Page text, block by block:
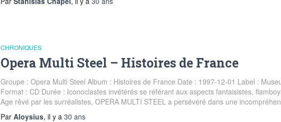
CHRONIQUES
Opera Multi Steel – Histoires de France
Groupe : Opera Multi Steel Album : Histoires de France Date : 1997-12-01 Label :
Format : CD Durée : Iconoclastes invétérés se référant aux aspects fantaisistes,
Age rêvé par les surréalistes, OPERA MULTI STEEL a persévéré dans une
Par Aloysius, il y a 30 ans